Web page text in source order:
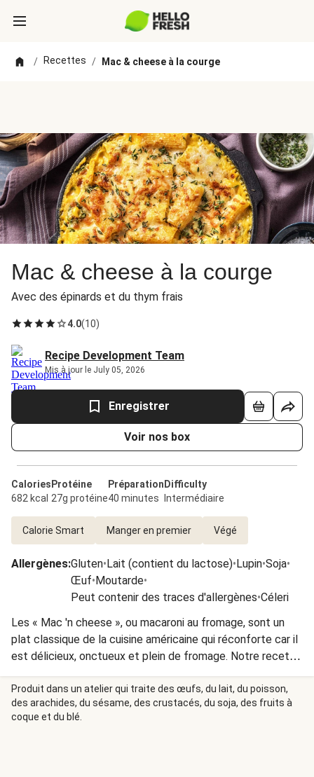
/ Recettes / Mac & cheese à la courge
Mac & cheese à la courge
Avec des épinards et du thym frais
4.0(10)
Recipe Development Team
Mis à jour le July 05, 2026
Enregistrer
Voir nos box
Calories
682 kcal
Protéine
27g protéine
Préparation
40 minutes
Difficulty
Intermédiaire
Calorie Smart Manger en premier Végé
Allergènes:Gluten•Lait (contient du lactose)•Lupin•Soja•
Œuf•Moutarde•
Peut contenir des traces d'allergènes•Céleri
Les « Mac 'n cheese », ou macaroni au fromage, sont un
plat classique de la cuisine américaine qui réconforte car il
est délicieux, onctueux et plein de fromage. Notre recette
est parfaite pour l'automne en raison de la sauce faite
avec l'ingrédient de la saison : de la courge.
Produit dans un atelier qui traite des œufs, du lait, du poisson,
des arachides, du sésame, des crustacés, du soja, des fruits à
coque et du blé.